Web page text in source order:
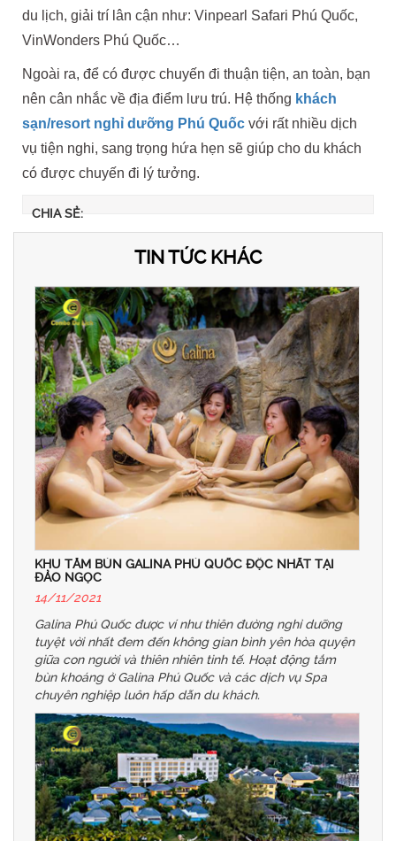
du lịch, giải trí lân cận như: Vinpearl Safari Phú Quốc,
VinWonders Phú Quốc…
Ngoài ra, để có được chuyến đi thuận tiện, an toàn, bạn
nên cân nhắc về địa điểm lưu trú. Hệ thống khách
sạn/resort nghỉ dưỡng Phú Quốc với rất nhiều dịch
vụ tiện nghi, sang trọng hứa hẹn sẽ giúp cho du khách
có được chuyến đi lý tưởng.
CHIA SẺ:
TIN TỨC KHÁC
KHU TẮM BÙN GALINA PHÚ QUỐC ĐỘC NHẤT TẠI
ĐẢO NGỌC
14/11/2021
Galina Phú Quốc được ví như thiên đường nghỉ dưỡng
tuyệt vời nhất đem đến không gian bình yên hòa quyện
giữa con người và thiên nhiên tinh tế. Hoạt động tắm
bùn khoáng ở Galina Phú Quốc và các dịch vụ Spa
chuyên nghiệp luôn hấp dẫn du khách.